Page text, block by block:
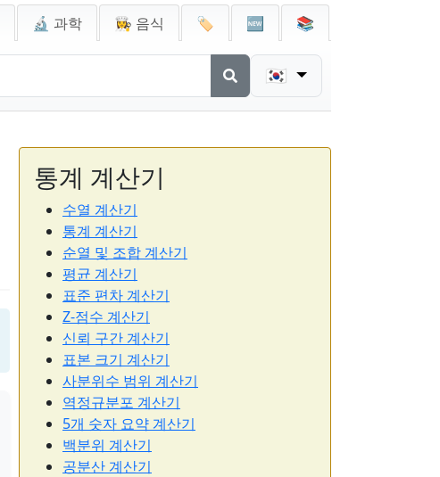
🔬 과학 👩‍🍳 음식 🏷️ 🆕 📚
🇰🇷
통계 계산기
수열 계산기
통계 계산기
순열 및 조합 계산기
평균 계산기
표준 편차 계산기
Z-점수 계산기
신뢰 구간 계산기
표본 크기 계산기
사분위수 범위 계산기
역정규분포 계산기
5개 숫자 요약 계산기
백분위 계산기
공분산 계산기